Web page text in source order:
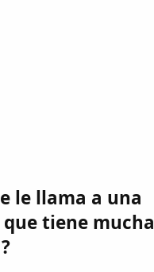
le llama a una
tiene mucha